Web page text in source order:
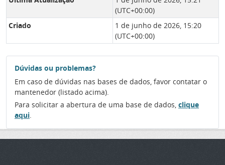
(UTC+00:00)
Criado
1 de junho de 2026, 15:20
(UTC+00:00)
Dúvidas ou problemas?
Em caso de dúvidas nas bases de dados, favor contatar o
mantenedor (listado acima).
Para solicitar a abertura de uma base de dados, clique
aqui